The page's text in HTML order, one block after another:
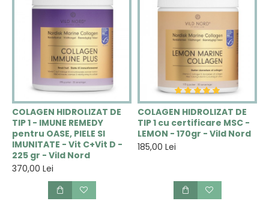
COLAGEN HIDROLIZAT DE
TIP 1 - IMUNE REMEDY
pentru OASE, PIELE SI
IMUNITATE - Vit C+Vit D -
225 gr - Vild Nord
370,00 Lei
COLAGEN HIDROLIZAT DE
TIP 1 cu certificare MSC -
LEMON - 170gr - Vild Nord
185,00 Lei